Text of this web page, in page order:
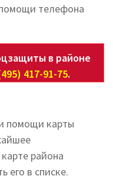
телефона
в районе
417-91-75.
помощи карты
района
его в списке.